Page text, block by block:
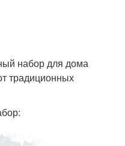
набор для дома
традиционных